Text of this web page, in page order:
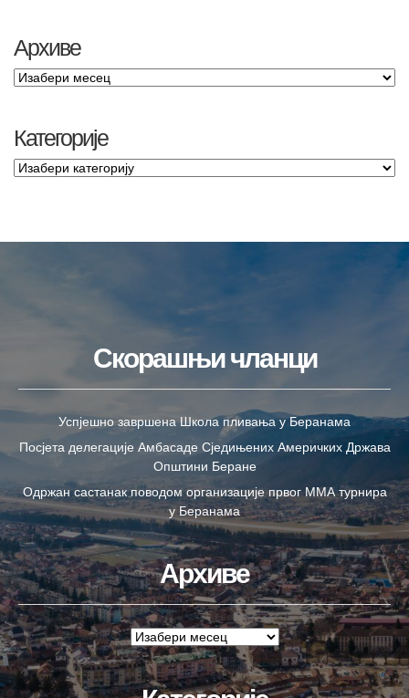
Архиве
Категорије
Скорашњи чланци
Успјешно завршена Школа пливања у Беранама
Посјета делегације Амбасаде Сједињених Америчких Држава
Општини Беране
Одржан састанак поводом организације првог ММА турнира
у Беранама
Архиве